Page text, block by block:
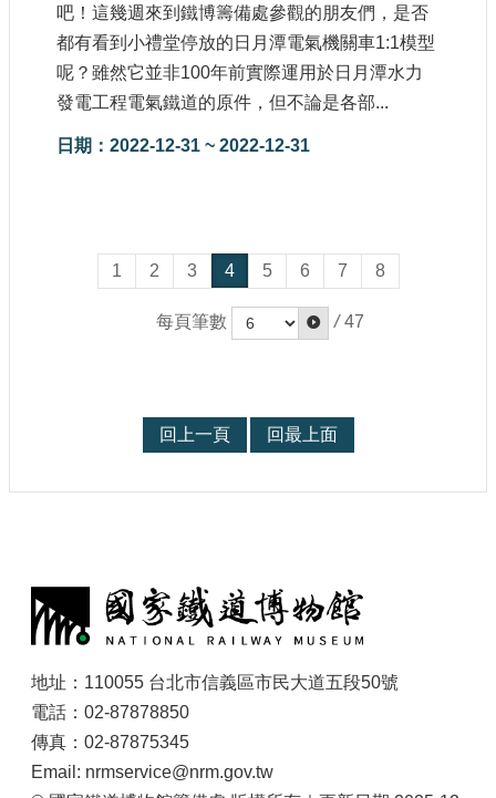
吧！這幾週來到鐵博籌備處參觀的朋友們，是否
都有看到小禮堂停放的日月潭電氣機關車1:1模型
呢？雖然它並非100年前實際運用於日月潭水力
發電工程電氣鐵道的原件，但不論是各部...
日期：2022-12-31 ~ 2022-12-31
1 2 3 4 5 6 7 8
每頁筆數 / 47
回上一頁 回最上面
地址：110055 台北市信義區市民大道五段50號
電話：02-87878850
傳真：02-87875345
Email: nrmservice@nrm.gov.tw